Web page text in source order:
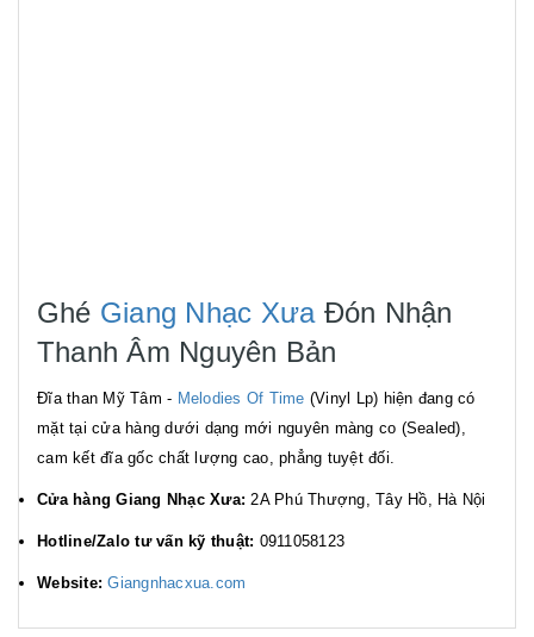
Ghé Giang Nhạc XưaĐón Nhận
Thanh Âm Nguyên Bản
Đĩa than Mỹ Tâm - Melodies Of Time (Vinyl Lp) hiện đang có
mặt tại cửa hàng dưới dạng mới nguyên màng co (Sealed),
cam kết đĩa gốc chất lượng cao, phẳng tuyệt đối.
Cửa hàng Giang Nhạc Xưa: 2A Phú Thượng, Tây Hồ, Hà Nội
Hotline/Zalo tư vấn kỹ thuật: 0911058123
Website: Giangnhacxua.com